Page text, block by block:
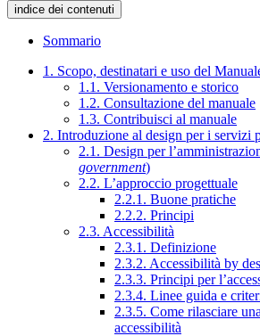
indice dei contenuti
Sommario
1. Scopo, destinatari e uso del
1.1. Versionamento e storico
1.2. Consultazione del manuale
1.3. Contribuisci al manuale
2. Introduzione al design per i servizi
2.1. Design per
government)
2.2. L’approccio progettuale
2.2.1. Buone pratiche
2.2.2. Principi
2.3. Accessibilità
2.3.1. Definizione
2.3.2. Accessibilità by
2.3.3. Principi per
2.3.4. Linee guida e
2.3.5. Come rilasciare
accessibilità